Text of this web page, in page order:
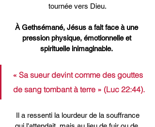
tournée vers Dieu.
À Gethsémané, Jésus a fait face à une
pression physique, émotionnelle et
spirituelle inimaginable.
« Sa sueur devint comme des gouttes
de sang tombant à terre » (Luc 22:44).